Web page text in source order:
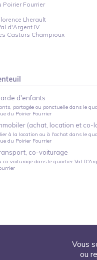
Poirier Fourrier
Lherault
d'Argent IV
Castors Champioux
d'enfants
partagée ou ponctuelledans le
du Poirier Fourrier
(achat, location et co-
à la location ou à l'achatdans le
du Poirier Fourrier
co-voiturage
co-voituragedans le quartier Val
Vous
ou